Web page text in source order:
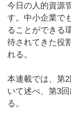
今日の人的資源
す。中小企業で
ることができる
待されてきた役
れる。
本連載では、第
いて述べ、第3
る。